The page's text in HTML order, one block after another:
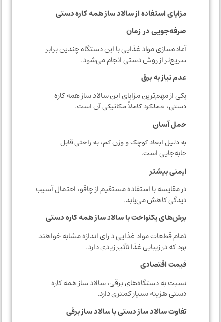
مزایای استفاده از سالاد ساز همه کاره دستی
صرفه‌جویی در زمان
آماده‌سازی مواد غذایی با این دستگاه چندین برابر
سریع‌تر از روش دستی انجام می‌شود.
عدم نیاز به برق
یکی از مهم‌ترین مزایای این سالاد ساز همه کاره
دستی، عملکرد کاملاً مکانیکی آن است.
حمل آسان
به دلیل ابعاد کوچک و وزن کم، به راحتی قابل
جابه‌جایی است.
ایمنی بیشتر
در مقایسه با استفاده مستقیم از چاقو، احتمال آسیب
دیدگی کاهش می‌یابد.
برش‌های یکنواخت با سالاد ساز همه کاره دستی
تمام قطعات مواد غذایی دارای اندازه مشابه خواهند
بود که در زیبایی غذا تأثیر زیادی دارد.
قیمت اقتصادی
نسبت به دستگاه‌های برقی، سالاد ساز همه کاره
دستی هزینه بسیار کمتری دارد.
تفاوت سالاد ساز دستی با سالاد ساز برقی